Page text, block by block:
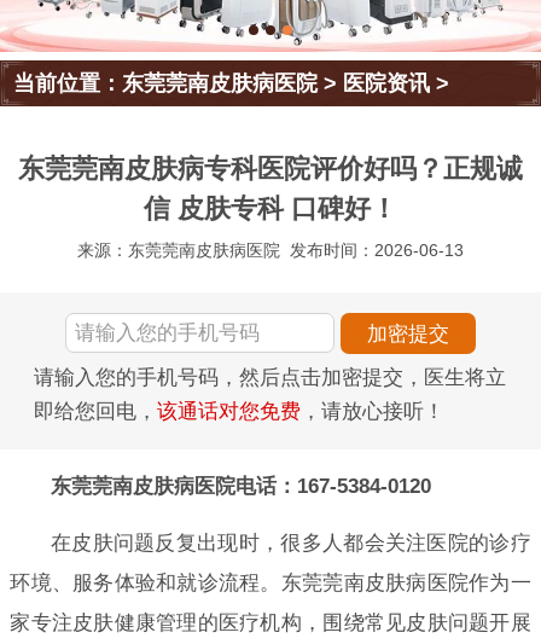
当前位置：东莞莞南皮肤病医院> 医院资讯 >
东莞莞南皮肤病专科医院评价好吗？正规诚
信 皮肤专科 口碑好！
来源：东莞莞南皮肤病医院 发布时间：2026-06-13
请输入您的手机号码，然后点击加密提交，医生将立
即给您回电， 该通话对您免费 ，请放心接听！
东莞莞南皮肤病医院电话：167-5384-0120
在皮肤问题反复出现时，很多人都会关注医院的诊疗
环境、服务体验和就诊流程。东莞莞南皮肤病医院作为一
家专注皮肤健康管理的医疗机构，围绕常见皮肤问题开展